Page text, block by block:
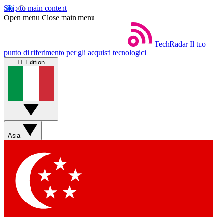
Skip to main content
Open menu Close main menu
TechRadar Il tuo
punto di riferimento per gli acquisti tecnologici
IT Edition
Asia